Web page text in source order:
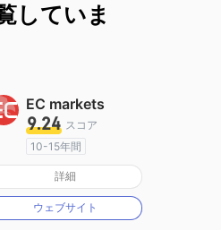
していま
EC markets
9.24 スコア
10-15年間
オーストラリア規制
マーケットメイキングライセンス（MM）
詳細
ウェブサイト